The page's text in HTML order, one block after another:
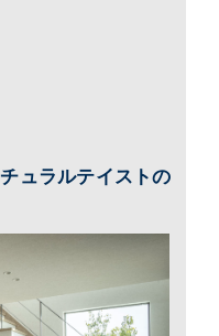
ュラルテイストの